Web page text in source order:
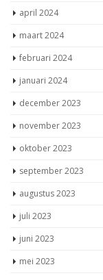
april 2024
maart 2024
februari 2024
januari 2024
december 2023
november 2023
oktober 2023
september 2023
augustus 2023
juli 2023
juni 2023
mei 2023